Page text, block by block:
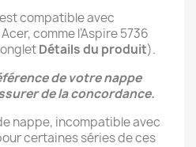
compatible avec
comme l’Aspire 5736
Détails du produit).
de votre nappe
de la concordance.
nappe, incompatible avec
certaines séries de ces